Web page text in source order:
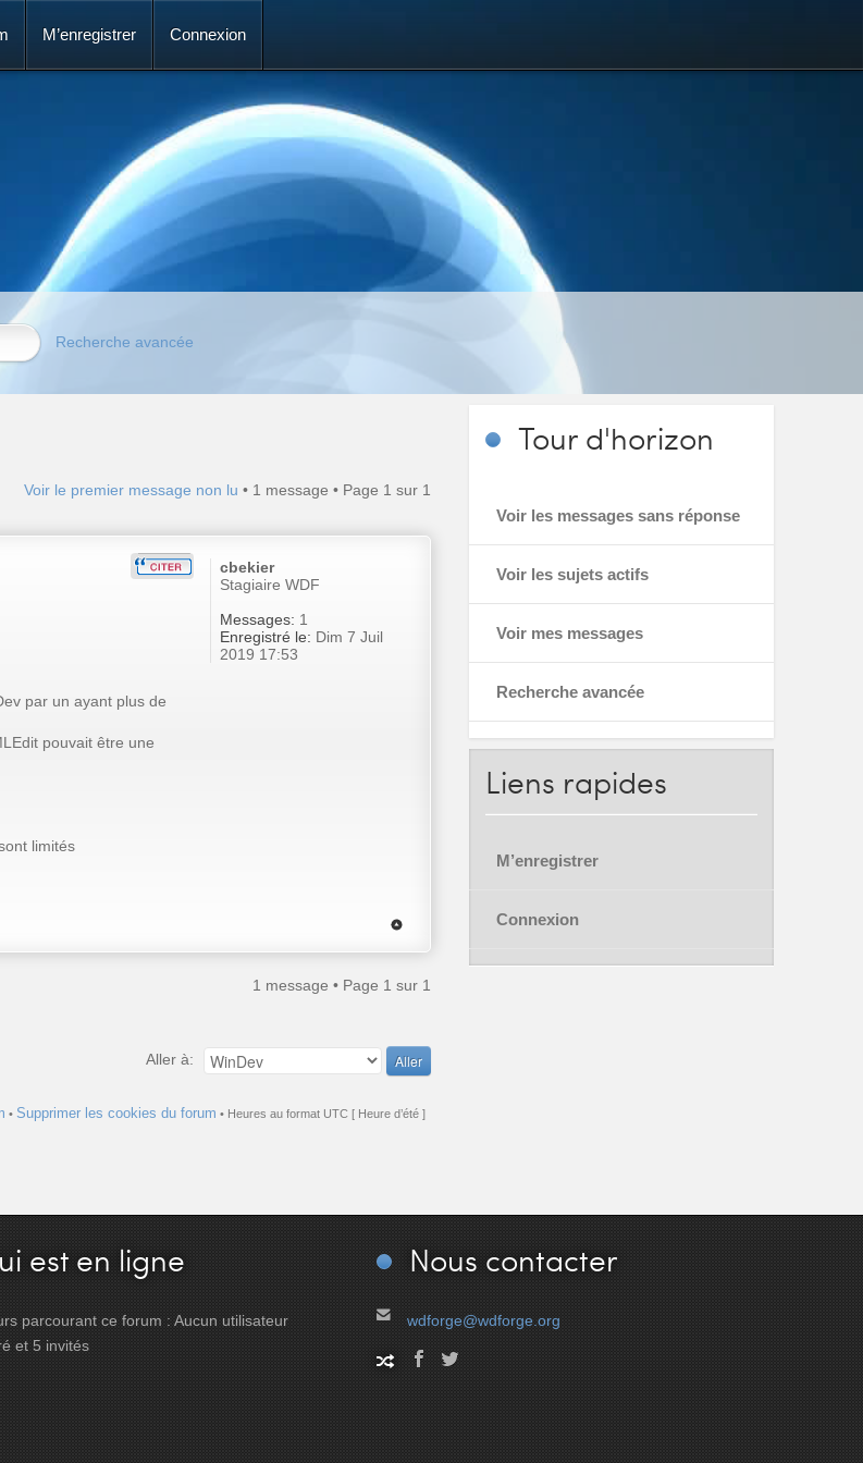
M’enregistrer Connexion
Recherche avancée
Voir le premier message non lu • 1 message • Page 1 sur 1
par un ayant plus de
pouvait être une
limités
cbekier
Stagiaire WDF
Messages: 1
Enregistré le: Dim 7 Juil
2019 17:53
1 message • Page 1 sur 1
Aller à:
• Supprimer les cookies du forum • Heures au format UTC [ Heure d’été ]
Tour d'horizon
Voir les messages sans réponse
Voir les sujets actifs
Voir mes messages
Recherche avancée
Liens rapides
M’enregistrer
Connexion
est en ligne
parcourant ce forum : Aucun utilisateur
et 5 invités
Nous contacter
wdforge@wdforge.org